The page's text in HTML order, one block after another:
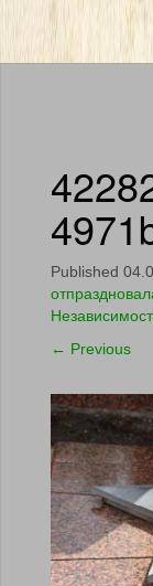
Published
← Previous